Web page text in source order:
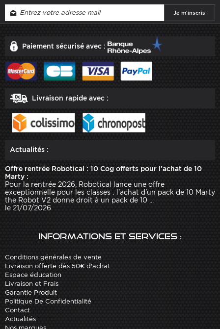
Paiement sécurisé avec :
Livraison rapide avec :
Actualités :
Offre rentrée Robotical : 10 Cog offerts pour l'achat de 10
Marty :
Pour la rentrée 2026, Robotical lance une offre
exceptionnelle pour les classes : l'achat d'un pack de 10 Marty
the Robot V2 donne droit à un pack de 10 ...
le 21/07/2026
Informations et services :
Conditions générales de vente
Livraison offerte dès 50€ d'achat
Espace éducation
Livraison et Frais
Garantie Produit
Politique De Confidentialité
Contact
Actualités